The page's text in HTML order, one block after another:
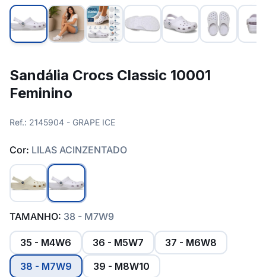
Sandália Crocs Classic 10001
Feminino
Ref.: 2145904 - GRAPE ICE
Cor: LILAS ACINZENTADO
TAMANHO: 38 - M7W9
35 - M4W6 36 - M5W7
37 - M6W8
38 - M7W9
39 - M8W10